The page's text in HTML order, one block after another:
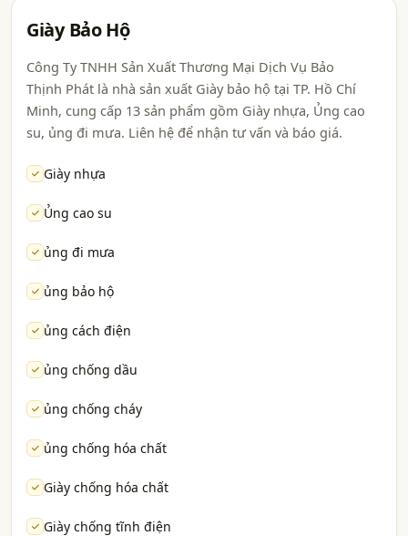
Giày Bảo Hộ
Công Ty TNHH Sản Xuất Thương Mại Dịch Vụ Bảo
Thịnh Phát là nhà sản xuất Giày bảo hộ tại TP. Hồ Chí
Minh, cung cấp 13 sản phẩm gồm Giày nhựa, Ủng cao
su, ủng đi mưa. Liên hệ để nhận tư vấn và báo giá.
Giày nhựa
Ủng cao su
ủng đi mưa
ủng bảo hộ
ủng cách điện
ủng chống dầu
ủng chống cháy
ủng chống hóa chất
Giày chống hóa chất
Giày chống tĩnh điện